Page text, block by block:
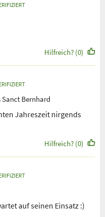
Hilfreich? (0)
Bernhard
Jahreszeit nirgends
Hilfreich? (0)
auf seinen Einsatz :)